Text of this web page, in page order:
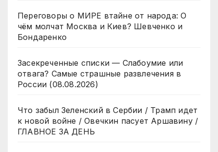
Переговоры о МИРЕ втайне от народа: О
чём молчат Москва и Киев? Шевченко и
Бондаренко
Засекреченные списки — Слабоумие или
отвага? Самые страшные развлечения в
России (08.08.2026)
Что забыл Зеленский в Сербии / Трамп идет
к новой войне / Овечкин пасует Аршавину /
ГЛАВНОЕ ЗА ДЕНЬ